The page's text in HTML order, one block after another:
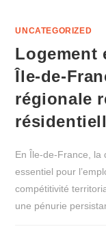
UNCATEGORIZED
Logement
régionale
En Île‑de‑France,
essentiel pour
compétitivité
une pénurie